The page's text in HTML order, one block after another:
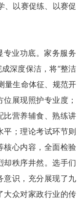
、以赛促练、以赛促
专业功底。家务服务
深度保洁，将“整洁
量生命体征、规范开
展现照护专业度；
比营养辅食、熟练讲
平；理论考试环节则
核心内容，全面检验
却秩序井然。选手们
意识，充分展现了九
大众对家政行业的传